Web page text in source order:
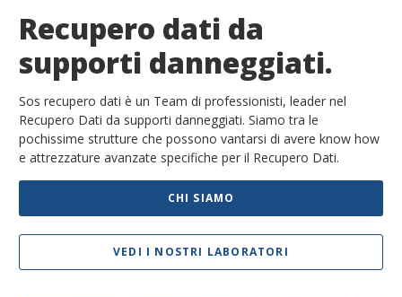
Recupero dati da
supporti danneggiati.
Sos recupero dati è un Team di professionisti, leader nel
Recupero Dati da supporti danneggiati. Siamo tra le
pochissime strutture che possono vantarsi di avere know how
e attrezzature avanzate specifiche per il Recupero Dati.
CHI SIAMO
VEDI I NOSTRI LABORATORI